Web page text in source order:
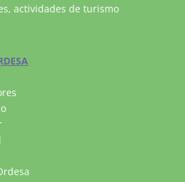
actividades de turismo